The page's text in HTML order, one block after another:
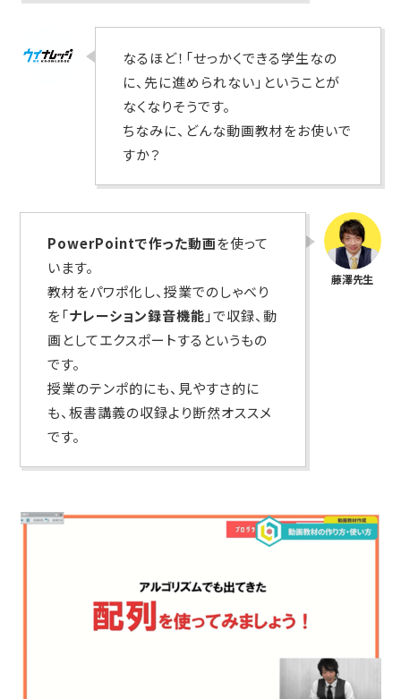
なるほど！「せっかくできる学生なの
に、先に進められない」ということが
なくなりそうです。
ちなみに、どんな動画教材をお使いで
すか？
PowerPointで作った動画を使って
います。
教材をパワポ化し、授業でのしゃべり
を「ナレーション録音機能 」で収録、動
画としてエクスポートするというもの
です。
授業のテンポ的にも、見やすさ的に
も、板書講義の収録より断然オススメ
です。